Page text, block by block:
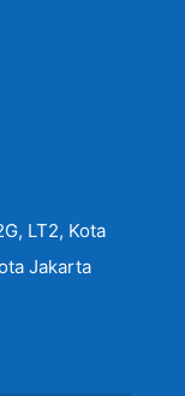
LT2, Kota
Jakarta